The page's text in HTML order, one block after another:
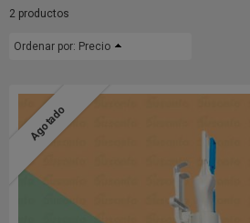
2 productos
Ordenar por: Precio
Agotado